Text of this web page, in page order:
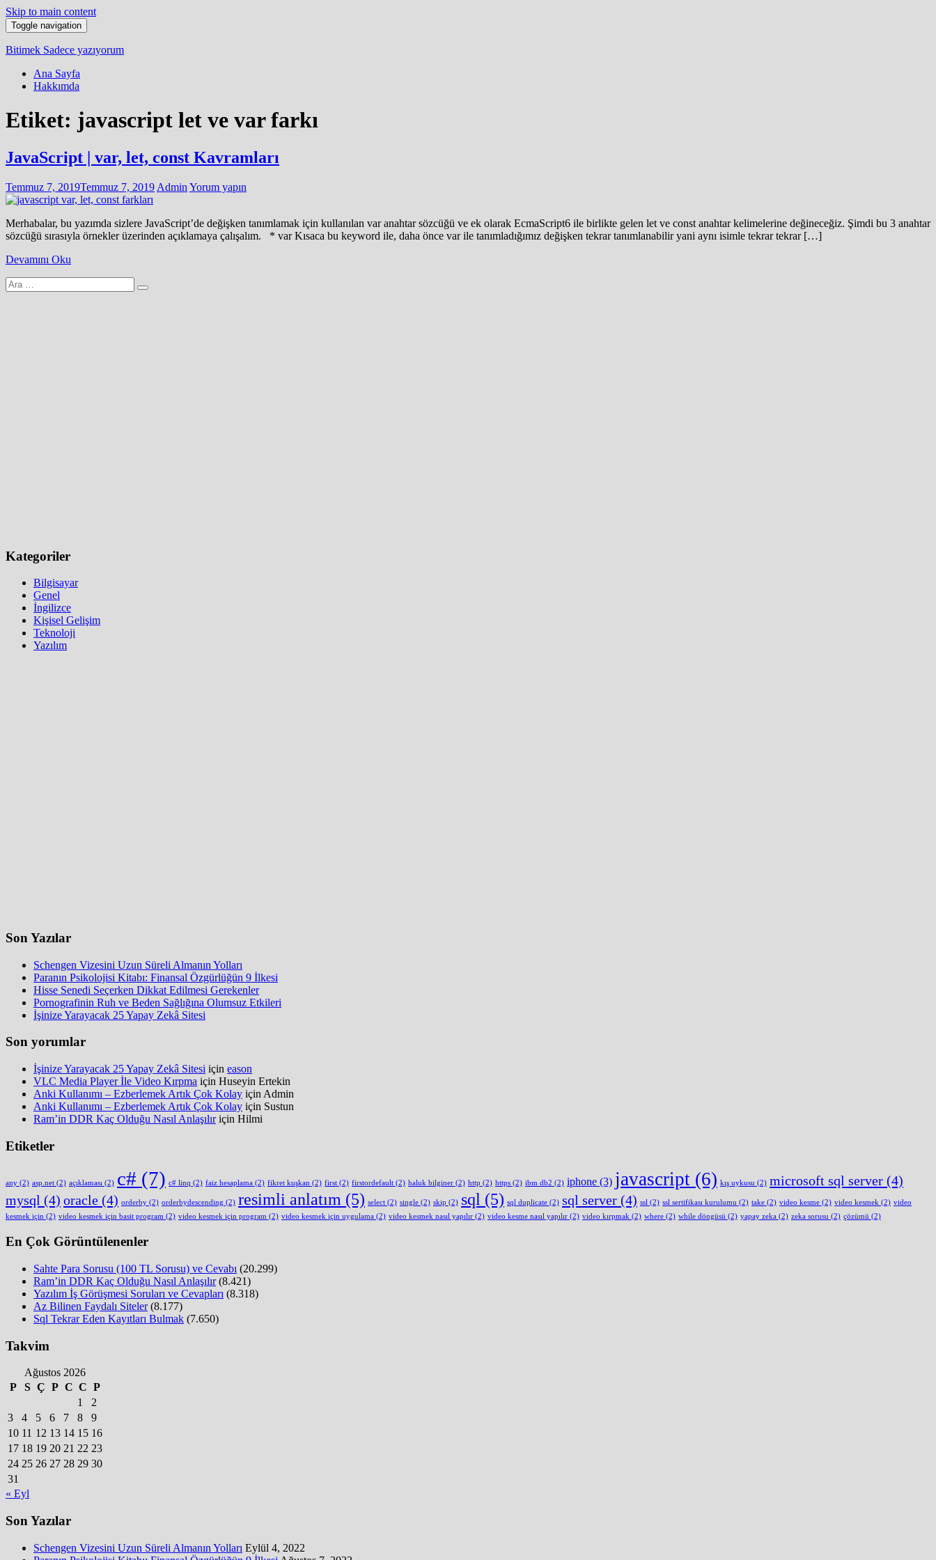
Skip to main content
Toggle navigation
Bitimek Sadece yazıyorum
Ana Sayfa
Hakkımda
Etiket: javascript let ve var farkı
JavaScript | var, let, const Kavramları
Temmuz 7, 2019Temmuz 7, 2019 Admin Yorum yapın
Merhabalar, bu yazımda sizlere JavaScript’de değişken tanımlamak için kullanılan var anahtar sözcüğü ve ek olarak EcmaScript6 ile birlikte gelen let ve const anahtar kelimelerine değineceğiz. Şimdi bu 3 anahtar
sözcüğü sırasıyla örnekler üzerinden açıklamaya çalışalım. * var Kısaca bu keyword ile, daha önce var ile tanımladığımız değişken tekrar tanımlanabilir yani aynı isimle tekrar tekrar […]
Devamını Oku
Arama
yap:
Kategoriler
Bilgisayar
Genel
İngilizce
Kişisel Gelişim
Teknoloji
Yazılım
Son Yazılar
Schengen Vizesini Uzun Süreli Almanın Yolları
Paranın Psikolojisi Kitabı: Finansal Özgürlüğün 9 İlkesi
Hisse Senedi Seçerken Dikkat Edilmesi Gerekenler
Pornografinin Ruh ve Beden Sağlığına Olumsuz Etkileri
İşinize Yarayacak 25 Yapay Zekâ Sitesi
Son yorumlar
İşinize Yarayacak 25 Yapay Zekâ Sitesi için eason
VLC Media Player İle Video Kırpma için Huseyin Ertekin
Anki Kullanımı – Ezberlemek Artık Çok Kolay için Admin
Anki Kullanımı – Ezberlemek Artık Çok Kolay için Sustun
Ram’in DDR Kaç Olduğu Nasıl Anlaşılıriçin Hilmi
Etiketler
any (2) asp.net (2) açıklaması (2) c# (7) c# linq (2) faiz hesaplama (2) fikret kuşkan (2) first (2) firstordefault (2) haluk bilginer (2) http (2) https (2) ibm db2 (2) iphone (3) javascript (6) kış uykusu (2) microsoft sql server (4)
mysql (4) oracle (4) orderby (2) orderbydescending (2) resimli anlatım (5) select (2) single (2) skip (2) sql (5) sql duplicate (2) sql server (4) ssl (2) ssl sertifikası kurulumu (2) take (2) video kesme (2) video kesmek (2) video
kesmek için (2) video kesmek için basit program (2) video kesmek için program (2) video kesmek için uygulama (2) video kesmek nasıl yapılır (2) video kesme nasıl yapılır (2) video kırpmak (2) where (2) while döngüsü (2) yapay zeka (2) zeka sorusu (2) çözümü (2)
En Çok Görüntülenenler
Sahte Para Sorusu (100 TL Sorusu) ve Cevabı (20.299)
Ram’in DDR Kaç Olduğu Nasıl Anlaşılır (8.421)
Yazılım İş Görüşmesi Soruları ve Cevapları (8.318)
Az Bilinen Faydalı Siteler (8.177)
Sql Tekrar Eden Kayıtları Bulmak (7.650)
Takvim
Ağustos 2026
P
S Ç P C C P
1
2
3
4 5 6 7 8
9
10 11 12 13 14 15 16
17 18 19 20 21 22 23
24 25 26 27 28 29 30
31
« Eyl
Son Yazılar
Schengen Vizesini Uzun Süreli Almanın Yolları Eylül 4, 2022